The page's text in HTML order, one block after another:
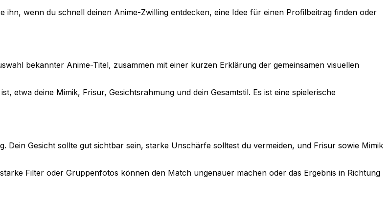
wenn du schnell deinen Anime-Zwilling entdecken, eine Idee für einen Profilbeitrag finden oder
bekannter Anime-Titel, zusammen mit einer kurzen Erklärung der gemeinsamen visuellen
etwa deine Mimik, Frisur, Gesichtsrahmung und dein Gesamtstil. Es ist eine spielerische
Gesicht sollte gut sichtbar sein, starke Unschärfe solltest du vermeiden, und Frisur sowie Mimik
Filter oder Gruppenfotos können den Match ungenauer machen oder das Ergebnis in Richtung